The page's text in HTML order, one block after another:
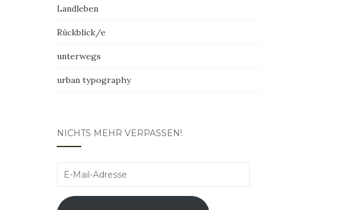
Landleben
Rückblick/e
unterwegs
urban typography
NICHTS MEHR VERPASSEN!
E-
Adresse